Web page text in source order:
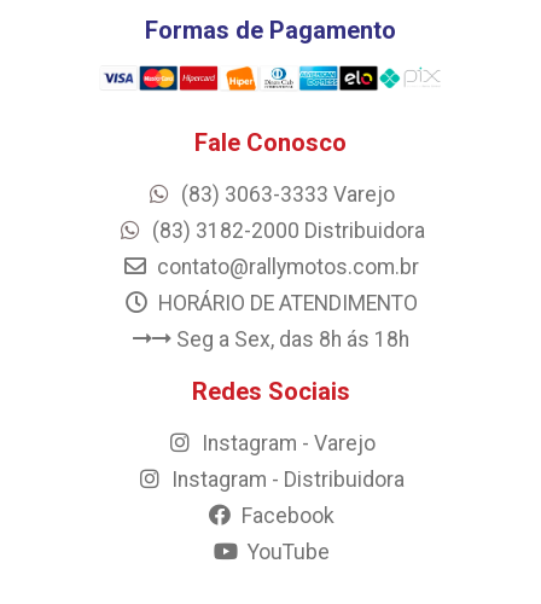
Formas de Pagamento
Fale Conosco
(83) 3063-3333 Varejo
(83) 3182-2000 Distribuidora
contato@rallymotos.com.br
HORÁRIO DE ATENDIMENTO
Seg a Sex, das 8h ás 18h
Redes Sociais
Instagram - Varejo
Instagram - Distribuidora
Facebook
YouTube